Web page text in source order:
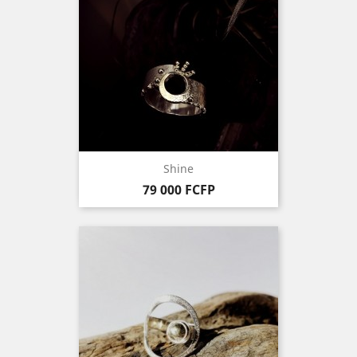
Shine
Prix
79 000 FCFP